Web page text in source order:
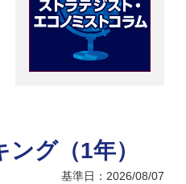
グ（1年）
基準日：2026/08/07